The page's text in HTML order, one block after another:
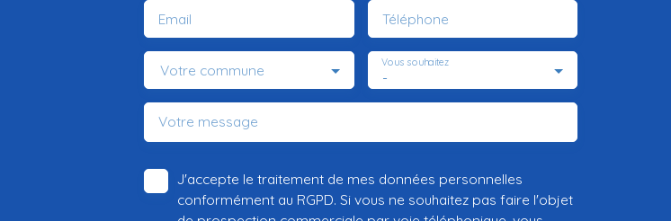
Email Téléphone
Votre commune -
Vous souhaitez
Votre message
J'accepte le traitement de mes données personnelles
conformément au RGPD. Si vous ne souhaitez pas faire l'objet